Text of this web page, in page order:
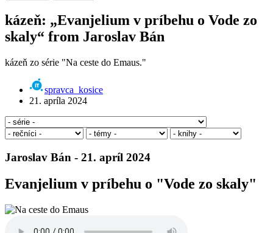
kázeň: „Evanjelium v príbehu o Vode zo
skaly“ from Jaroslav Bán
kázeň zo série "Na ceste do Emaus."
spravca_kosice
21. apríla 2024
Jaroslav Bán - 21. apríl 2024
Evanjelium v príbehu o "Vode zo skaly"